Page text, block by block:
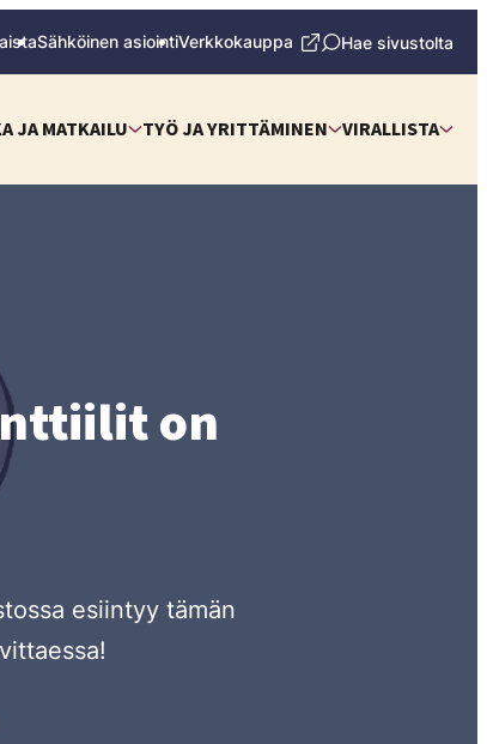
Sähköinen asiointiVerkkokauppa Hae sivustolta
JA MATKAILU TYÖ JA YRITTÄMINEN VIRALLISTA
on
esiintyy tämän